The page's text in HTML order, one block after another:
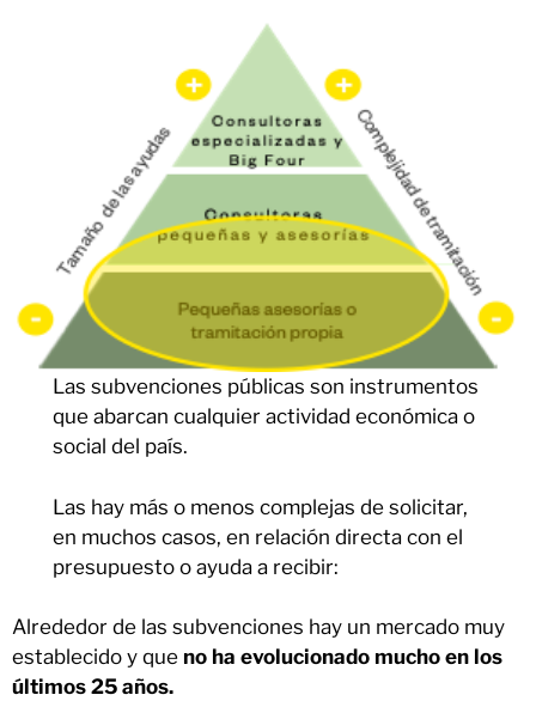
Las subvenciones públicas son instrumentos
que abarcan cualquier actividad económica o
social del país.
Las hay más o menos complejas de solicitar,
en muchos casos, en relación directa con el
presupuesto o ayuda a recibir:
Alrededor de las subvenciones hay un mercado muy
establecido y que no ha evolucionado mucho en los
últimos 25 años.